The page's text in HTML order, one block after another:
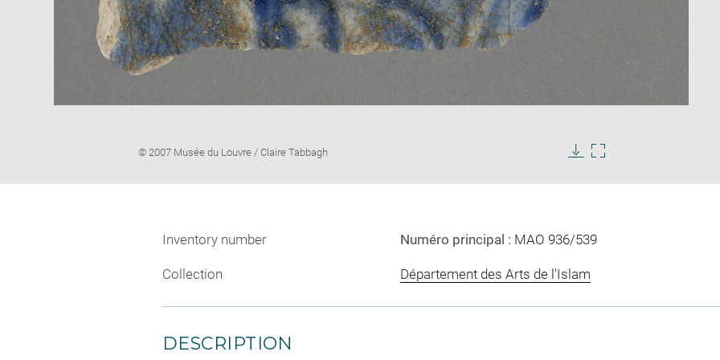
new
Image
© 2007 Musée du Louvre / Claire Tabbagh
imageimage
Inventory number Numéro principal : MAO 936/539
Collection Département des Arts de l'Islam
DESCRIPTION